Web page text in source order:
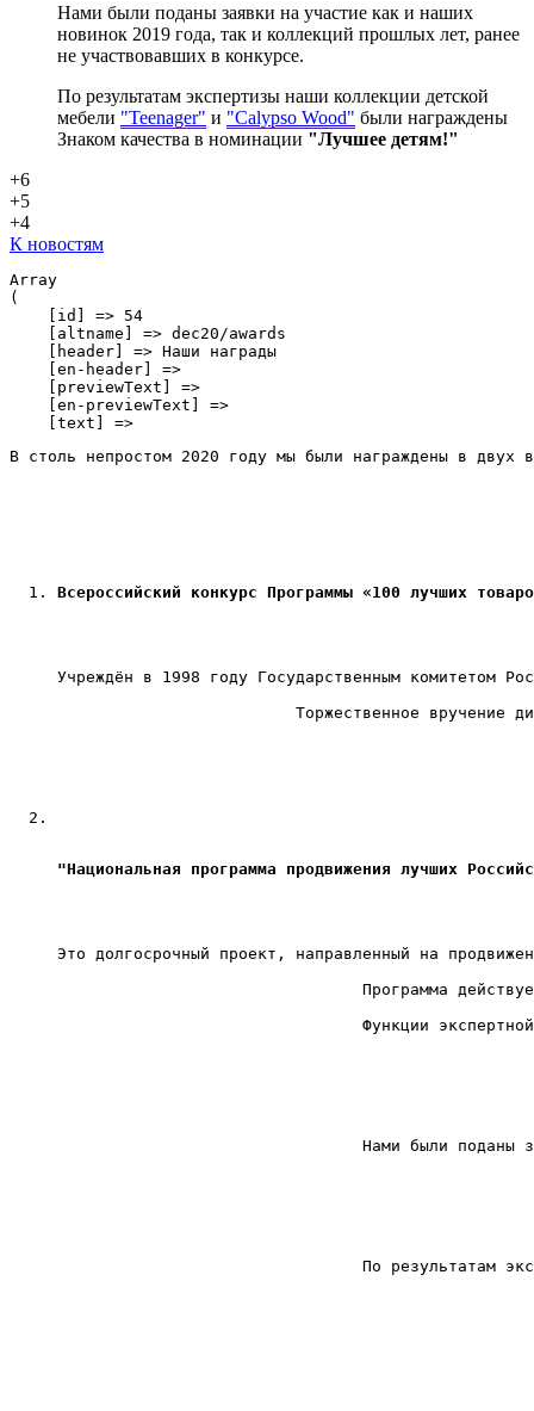
Нами были поданы заявки на участие как и наших
новинок 2019 года, так и коллекций прошлых лет, ранее
не участвовавших в конкурсе.
По результатам экспертизы наши коллекции детской
мебели "Teenager" и "Calypso Wood" были награждены
Знаком качества в номинации "Лучшее детям!"
+6
+5
+4
К новостям
Array
(
    [id] => 54
    [altname] => dec20/awards
    [header] => Наши награды
    [en-header] =>
    [previewText] =>
    [en-previewText] =>
    [text] =>
В столь непростом 2020 году мы были награждены в двух
Всероссийский конкурс Программы «100 лучших
Учреждён в 1998 году Государственным комитетом
Торжественное
"Национальная программа продвижения лучших
Это долгосрочный проект, направленный на
Программа
Функции
По результатам